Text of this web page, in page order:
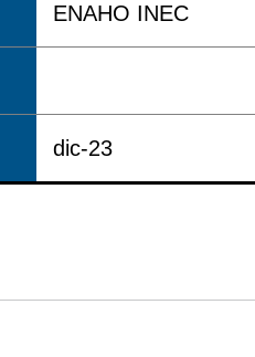
ENAHO INEC
dic-23